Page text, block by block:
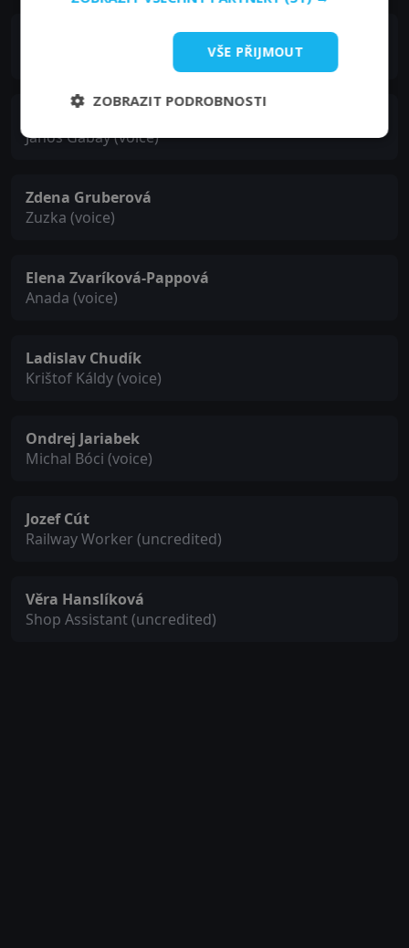
Jánoš Gabay (voice)
Zdena Gruberová
Zuzka (voice)
Elena Zvaríková-Pappová
Anada (voice)
Ladislav Chudík
Krištof Káldy (voice)
Ondrej Jariabek
Michal Bóci (voice)
Jozef Cút
Railway Worker (uncredited)
Věra Hanslíková
Shop Assistant (uncredited)
VŠE PŘIJMOUT
ZOBRAZIT PODROBNOSTI